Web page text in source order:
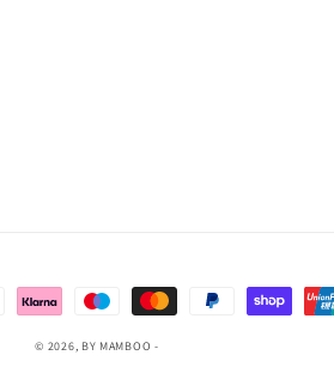
© 2026, BY MAMBOO -